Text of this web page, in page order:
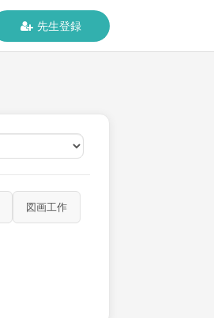
先生登録
図画工作